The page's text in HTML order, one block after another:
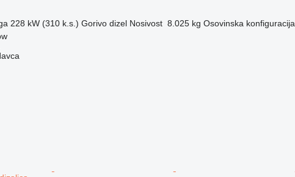
228 kW (310 k.s.) Gorivo dizel Nosivost 8.025 kg Osovinska konfiguracija